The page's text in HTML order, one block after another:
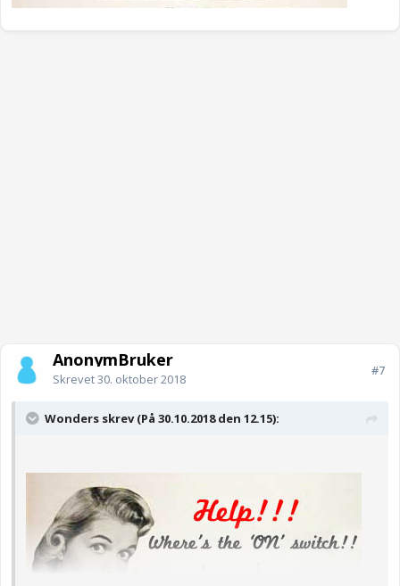
AnonymBruker
Skrevet30. oktober 2018
#7
Wonders skrev (På 30.10.2018 den 12.15):